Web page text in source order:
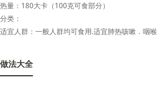
热量：180大卡（100克可食部分）
分类：
适宜人群：一般人群均可食用.适宜肺热咳嗽．咽喉
做法大全